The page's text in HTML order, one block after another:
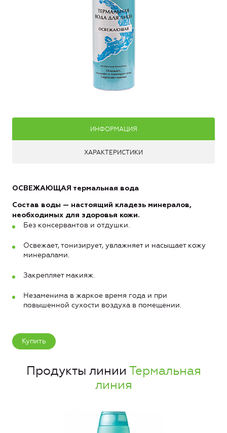
ИНФОРМАЦИЯ
ХАРАКТЕРИСТИКИ
ОСВЕЖАЮЩАЯ термальная вода
Состав воды — настоящий кладезь минералов,
необходимых для здоровья кожи.
Без консервантов и отдушки.
Освежает, тонизирует, увлажняет и насыщает кожу
минералами.
Закрепляет макияж.
Незаменима в жаркое время года и при
повышенной сухости воздуха в помещении.
Купить
Продукты линии Термальная
линия